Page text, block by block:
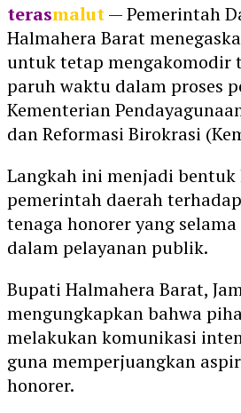
terasmalut— Pemerintah
Halmahera Barat
untuk tetap mengakomodir
paruh waktu dalam proses
Kementerian
dan Reformasi Birokrasi
Langkah ini menjadi
pemerintah daerah
tenaga honorer yang
dalam pelayanan publik.
Bupati Halmahera Barat,
mengungkapkan bahwa
melakukan komunikasi
guna memperjuangkan
honorer.